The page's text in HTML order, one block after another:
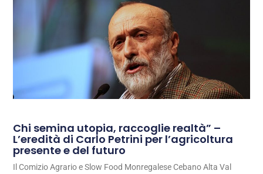
Chi semina utopia, raccoglie realtà” –
L’eredità di Carlo Petrini per l’agricoltura
presente e del futuro
Il Comizio Agrario e Slow Food Monregalese Cebano Alta Val